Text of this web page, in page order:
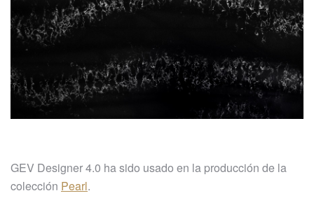
GEV Designer 4.0 ha sido usado en la producción de la
colección Pearl.